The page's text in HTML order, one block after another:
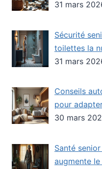
31 mars
Sécurité
toilettes la
31 mars
Conseils
pour
30 mars
Santé
augmente